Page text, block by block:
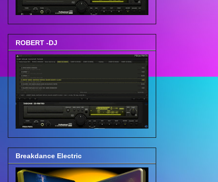
ROBERT -DJ
Breakdance Electric